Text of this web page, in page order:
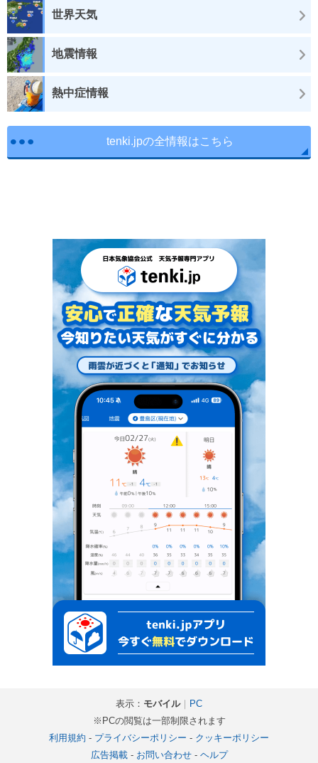
世界天気
地震情報
熱中症情報
tenki.jpの全情報はこちら
表示： モバイル｜ PC
※PCの閲覧は一部制限されます
利用規約 - プライバシーポリシー - クッキーポリシー
広告掲載- お問い合わせ- ヘルプ